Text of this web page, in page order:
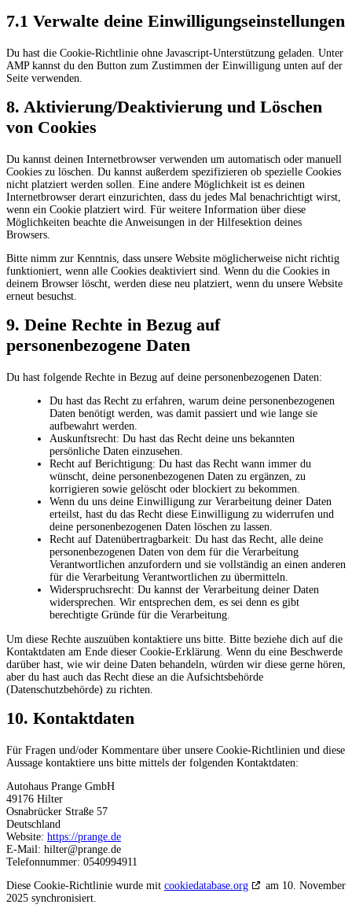
7.1 Verwalte deine Einwilligungseinstellungen
Du hast die Cookie-Richtlinie ohne Javascript-Unterstützung geladen. Unter
AMP kannst du den Button zum Zustimmen der Einwilligung unten auf der
Seite verwenden.
8. Aktivierung/Deaktivierung und Löschen
von Cookies
Du kannst deinen Internetbrowser verwenden um automatisch oder manuell
Cookies zu löschen. Du kannst außerdem spezifizieren ob spezielle Cookies
nicht platziert werden sollen. Eine andere Möglichkeit ist es deinen
Internetbrowser derart einzurichten, dass du jedes Mal benachrichtigt wirst,
wenn ein Cookie platziert wird. Für weitere Information über diese
Möglichkeiten beachte die Anweisungen in der Hilfesektion deines
Browsers.
Bitte nimm zur Kenntnis, dass unsere Website möglicherweise nicht richtig
funktioniert, wenn alle Cookies deaktiviert sind. Wenn du die Cookies in
deinem Browser löscht, werden diese neu platziert, wenn du unsere Website
erneut besuchst.
9. Deine Rechte in Bezug auf
personenbezogene Daten
Du hast folgende Rechte in Bezug auf deine personenbezogenen Daten:
Du hast das Recht zu erfahren, warum deine personenbezogenen
Daten benötigt werden, was damit passiert und wie lange sie
aufbewahrt werden.
Auskunftsrecht: Du hast das Recht deine uns bekannten
persönliche Daten einzusehen.
Recht auf Berichtigung: Du hast das Recht wann immer du
wünscht, deine personenbezogenen Daten zu ergänzen, zu
korrigieren sowie gelöscht oder blockiert zu bekommen.
Wenn du uns deine Einwilligung zur Verarbeitung deiner Daten
erteilst, hast du das Recht diese Einwilligung zu widerrufen und
deine personenbezogenen Daten löschen zu lassen.
Recht auf Datenübertragbarkeit: Du hast das Recht, alle deine
personenbezogenen Daten von dem für die Verarbeitung
Verantwortlichen anzufordern und sie vollständig an einen anderen
für die Verarbeitung Verantwortlichen zu übermitteln.
Widerspruchsrecht: Du kannst der Verarbeitung deiner Daten
widersprechen. Wir entsprechen dem, es sei denn es gibt
berechtigte Gründe für die Verarbeitung.
Um diese Rechte auszuüben kontaktiere uns bitte. Bitte beziehe dich auf die
Kontaktdaten am Ende dieser Cookie-Erklärung. Wenn du eine Beschwerde
darüber hast, wie wir deine Daten behandeln, würden wir diese gerne hören,
aber du hast auch das Recht diese an die Aufsichtsbehörde
(Datenschutzbehörde) zu richten.
10. Kontaktdaten
Für Fragen und/oder Kommentare über unsere Cookie-Richtlinien und diese
Aussage kontaktiere uns bitte mittels der folgenden Kontaktdaten:
Autohaus Prange GmbH
49176 Hilter
Osnabrücker Straße 57
Deutschland
Website: https://prange.de
E-Mail: hilter@prange.de
Telefonnummer: 0540994911
Diese Cookie-Richtlinie wurde mit cookiedatabase.org
am 10. November
2025 synchronisiert.